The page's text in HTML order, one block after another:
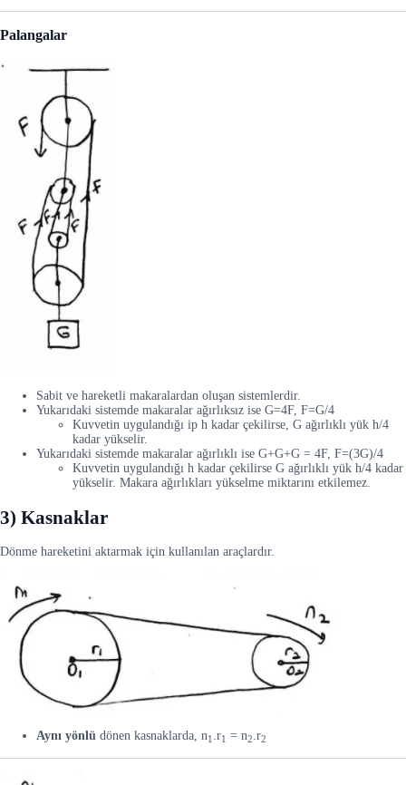
Palangalar
Sabit ve hareketli makaralardan oluşan sistemlerdir.
Yukarıdaki sistemde makaralar ağırlıksız ise G=4F, F=G/4
Kuvvetin uygulandığı ip h kadar çekilirse, G ağırlıklı yük h/4
kadar yükselir.
Yukarıdaki sistemde makaralar ağırlıklı ise G+G+G = 4F, F=(3G)/4
Kuvvetin uygulandığı h kadar çekilirse G ağırlıklı yük h/4 kadar
yükselir. Makara ağırlıkları yükselme miktarını etkilemez.
3) Kasnaklar
Dönme hareketini aktarmak için kullanılan araçlardır.
Aynı yönlü dönen kasnaklarda, n1 .r1 = n2.r2